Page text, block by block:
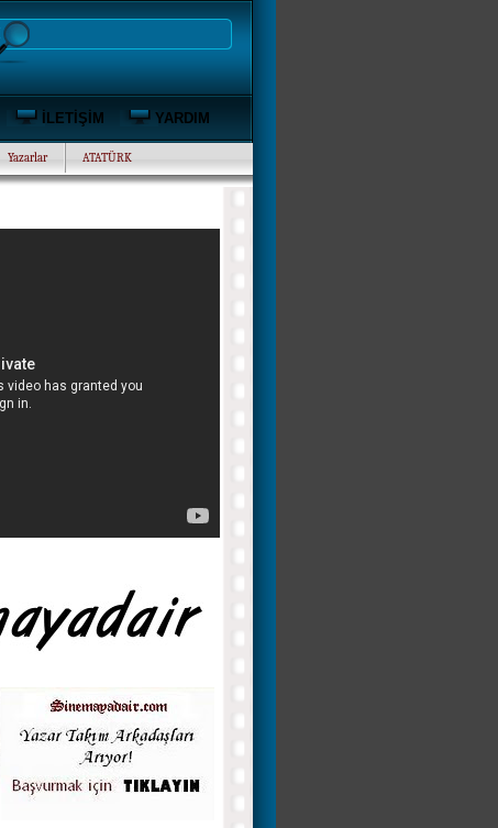
İLETİŞİM YARDIM
Yazarlar ATATÜRK